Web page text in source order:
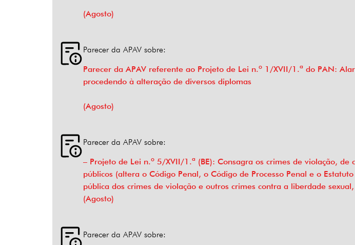
(Agosto)
Parecer da APAV sobre:
Parecer da APAV referente ao Projeto de Lei n.º 1/XVII/1.ª do PAN:
procedendo à alteração de diversos diplomas
(Agosto)
Parecer da APAV sobre:
– Projeto de Lei n.º 5/XVII/1.ª (BE): Consagra os crimes de violação,
públicos (altera o Código Penal, o Código de Processo Penal e o
pública dos crimes de violação e outros crimes contra a liberdade
(Agosto)
Parecer da APAV sobre: